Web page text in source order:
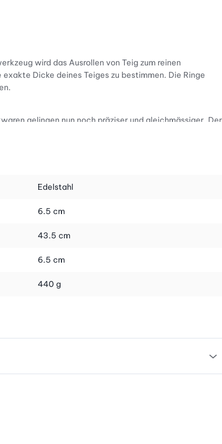
wird das Ausrollen von Teig zum reinen
Dicke deines Teiges zu bestimmen. Die Ringe
gelingen nun noch präziser und gleichmässiger. Der
Leichtigkeit der Reinigung und spare wertvolle Zeit für
Präzision und Qualität legen. Mit diesem
Edelstahl
6.5 cm
43.5 cm
6.5 cm
440 g